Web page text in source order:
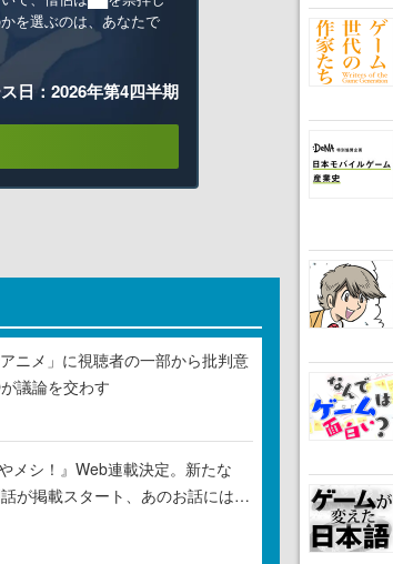
を選ぶのは、あなたで
日：2026年第4四半期
ニメ」に視聴者の一部から批判意
議論を交わす
メシ！』Web連載決定。新たな
が掲載スタート、あのお話には…